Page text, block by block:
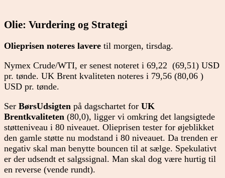
Olie: Vurdering og Strategi
Olieprisen noteres lavere til morgen, tirsdag.
Nymex Crude/WTI, er senest noteret i 69,22 (69,51) USD
pr. tønde. UK Brent kvaliteten noteres i 79,56 (80,06 )
USD pr. tønde.
Ser BørsUdsigten på dagschartet for UK
Brentkvaliteten (80,0), ligger vi omkring det langsigtede
støtteniveau i 80 niveauet. Olieprisen tester for øjeblikket
den gamle støtte nu modstand i 80 niveauet. Da trenden er
negativ skal man benytte bouncen til at sælge. Spekulativt
er der udsendt et salgssignal. Man skal dog være hurtig til
en reverse (vende rundt).